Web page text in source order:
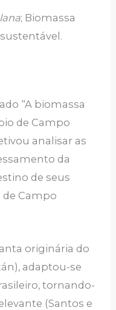
; Biomassa
“A biomassa
de Campo
analisar as
da
de seus
Campo
originária do
adaptou-se
tornando-
(Santos e